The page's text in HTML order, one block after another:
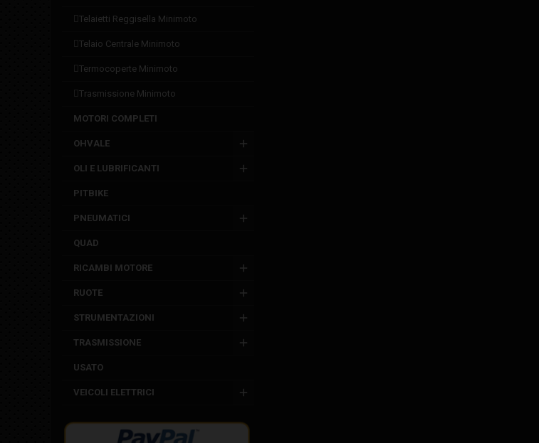
telaietti reggisella minimoto
telaio centrale minimoto
termocoperte minimoto
trasmissione minimoto
MOTORI COMPLETI
OHVALE
OLI E LUBRIFICANTI
PITBIKE
PNEUMATICI
QUAD
RICAMBI MOTORE
RUOTE
STRUMENTAZIONI
TRASMISSIONE
USATO
VEICOLI ELETTRICI